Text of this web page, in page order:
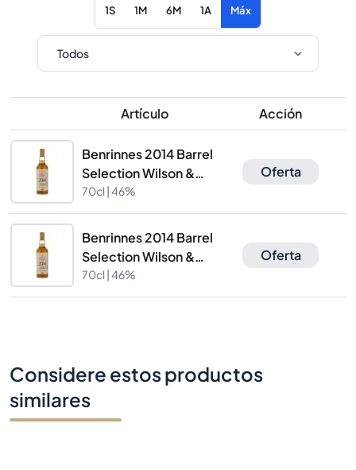
1S 1M 6M 1A Máx
Artículo Acción
Benrinnes 2014 Barrel
Selection Wilson &
Morgan
70cl |46%
Oferta
Benrinnes 2014 Barrel
Selection Wilson &
Morgan
70cl |46%
Oferta
Considere estos productos
similares